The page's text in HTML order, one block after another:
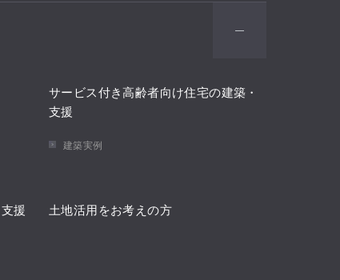
サービス付き高齢者向け住宅の建築・
支援
建築実例
援 土地活用をお考えの方